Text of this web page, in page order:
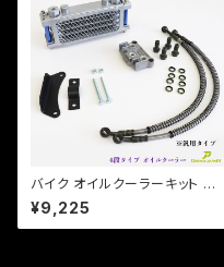
バイク オイルクーラーキット 4
段タイプ オイルクーラー 新品・
激安 横型エンジン / モンキー /
ゴリラ / カブ / ダックス / バギー
¥9,225